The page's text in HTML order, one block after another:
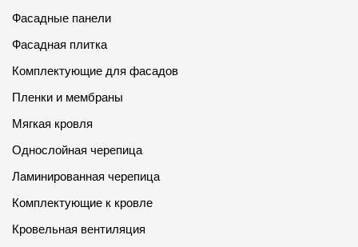
Фасадные панели
Фасадная плитка
Комплектующие для фасадов
Пленки и мембраны
Мягкая кровля
Однослойная черепица
Ламинированная черепица
Комплектующие к кровле
Кровельная вентиляция